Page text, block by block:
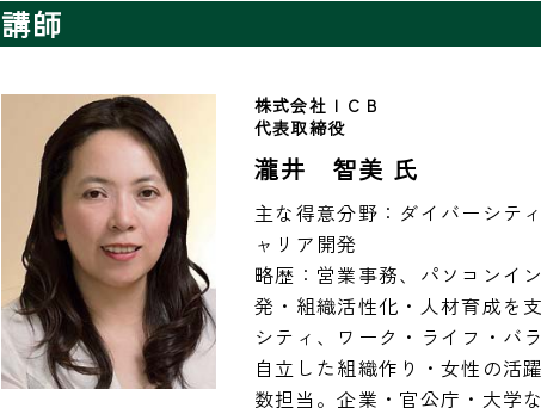
講師
株式会社ＩＣＢ
代表取締役
瀧井 智美 氏
主な得意分野：ダイバーシテ
ャリア開発
略歴：営業事務、パソコンイ
発・組織活性化・人材育成を
シティ、ワーク・ライフ・バ
自立した組織作り・女性の活
数担当。企業・官公庁・大学